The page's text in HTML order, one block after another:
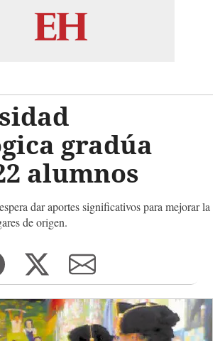
gradúa
alumnos
dar aportes significativos para mejorar la
de origen.